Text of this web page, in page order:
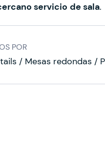
servicio de sala.
POR
/ Mesas redondas /